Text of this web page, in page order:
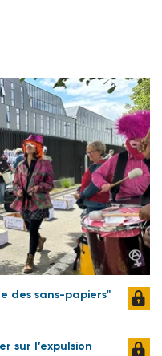
des sans-papiers"
sur l’expulsion